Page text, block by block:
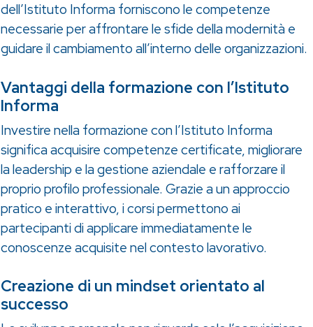
dell’Istituto Informa forniscono le competenze
necessarie per affrontare le sfide della modernità e
guidare il cambiamento all’interno delle organizzazioni.
Vantaggi della formazione con l’Istituto
Informa
Investire nella formazione con l’Istituto Informa
significa acquisire competenze certificate, migliorare
la leadership e la gestione aziendale e rafforzare il
proprio profilo professionale. Grazie a un approccio
pratico e interattivo, i corsi permettono ai
partecipanti di applicare immediatamente le
conoscenze acquisite nel contesto lavorativo.
Creazione di un mindset orientato al
successo